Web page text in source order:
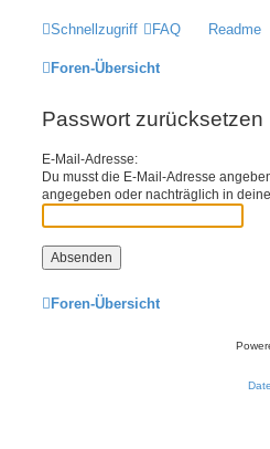
Schnellzugriff FAQ Readme
Foren-Übersicht
Passwort zurücksetzen
E-Mail-Adresse:
Du musst die E-Mail-Adresse
angegeben oder nachträglich in
Foren-Übersicht